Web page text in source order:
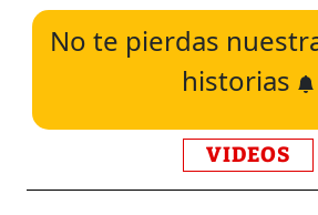
No te pierdas
historias
VIDEOS